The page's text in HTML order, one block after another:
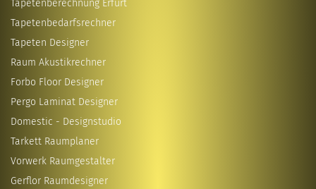
Tapetenberechnung Erfurt
Tapetenbedarfsrechner
Tapeten Designer
Raum Akustikrechner
Forbo Floor Designer
Pergo Laminat Designer
Domestic - Designstudio
Tarkett Raumplaner
Vorwerk Raumgestalter
Gerflor Raumdesigner